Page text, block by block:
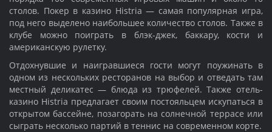
столов. Покер в казино Histria — самая популярная игра,
под него выделено наибольшее количество столов. Также в
клубе можно поиграть в блэк-джек, баккару, кости и
американскую рулетку.
Отдохнувшие и наигравшиеся гости могут поужинать в
одном из нескольких ресторанов на выбор и отведать там
местный деликатес — блюда из трюфелей. Также отель-
казино Histria предлагает своим постояльцем искупаться в
открытом бассейне, позагорать на солнечной террасе или
сыграть несколько партий в теннис на современном корте.